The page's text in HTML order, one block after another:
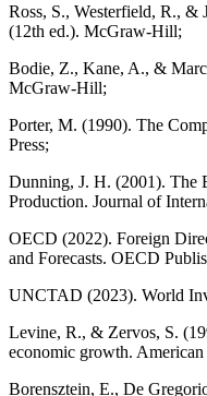
Ross, S., Westerfield, R., &
(12th ed.). McGraw-Hill;
Bodie, Z., Kane, A., &
McGraw-Hill;
Porter, M. (1990). The
Press;
Dunning, J. H. (2001). The
Production. Journal of
OECD (2022). Foreign
and Forecasts. OECD
UNCTAD (2023). World
Levine, R., & Zervos, S.
economic growth.
Borensztein, E., De